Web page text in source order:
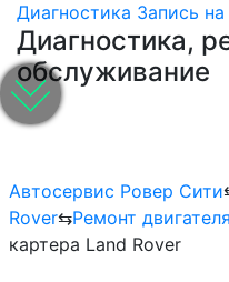
Диагностика Запись
Диагностика,
обслуживание
Автосервис Ровер Сити
Rover⇆Ремонт
картера Land Rover